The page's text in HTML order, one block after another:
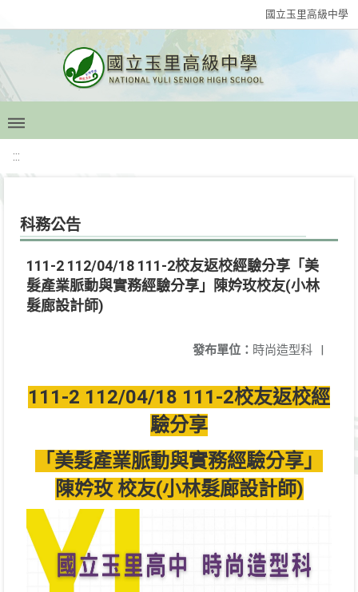
國立玉里高級中學
:::
科務公告
111-2 112/04/18 111-2校友返校經驗分享「美
髮產業脈動與實務經驗分享」陳妗玫校友(小林
髮廊設計師)
發布單位： 時尚造型科 |
111-2 112/04/18 111-2校友返校經
驗分享
「美髮產業脈動與實務經驗分享」
陳妗玫 校友(小林髮廊設計師)